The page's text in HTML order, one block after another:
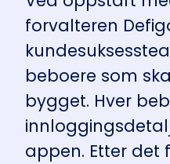
forvalteren
beboere som
bygget. Hver
appen. Etter det